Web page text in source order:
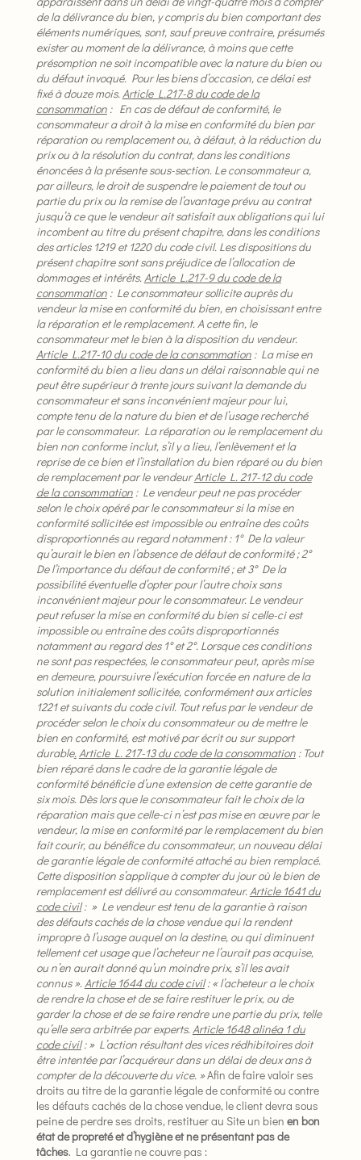
de la délivrance du bien, y compris du bien comportant des
éléments numériques, sont, sauf preuve contraire, présumés
exister au moment de la délivrance, à moins que cette
présomption ne soit incompatible avec la nature du bien ou
du défaut invoqué. Pour les biens d’occasion, ce délai est
fixé à douze mois.Article L.217-8 du code de la
consommation: En cas de défaut de conformité, le
consommateur a droit à la mise en conformité du bien par
réparation ou remplacement ou, à défaut, à la réduction du
prix ou à la résolution du contrat, dans les conditions
énoncées à la présente sous-section. Le consommateur a,
par ailleurs, le droit de suspendre le paiement de tout ou
partie du prix ou la remise de l’avantage prévu au contrat
jusqu’à ce que le vendeur ait satisfait aux obligations qui lui
incombent au titre du présent chapitre, dans les conditions
des articles 1219 et 1220 du code civil. Les dispositions du
présent chapitre sont sans préjudice de l’allocation de
dommages et intérêts.Article L.217-9 du code de la
consommation: Le consommateur sollicite auprès du
vendeur la mise en conformité du bien, en choisissant entre
la réparation et le remplacement. A cette fin, le
consommateur met le bien à la disposition du vendeur.
Article L.217-10 du code de la consommation: La mise en
conformité du bien a lieu dans un délai raisonnable qui ne
peut être supérieur à trente jours suivant la demande du
consommateur et sans inconvénient majeur pour lui,
compte tenu de la nature du bien et de l’usage recherché
par le consommateur. La réparation ou le remplacement du
bien non conforme inclut, s’il y a lieu, l’enlèvement et la
reprise de ce bien et l’installation du bien réparé ou du bien
de remplacement par le vendeurArticle L. 217-12 du code
de la consommation: Le vendeur peut ne pas procéder
selon le choix opéré par le consommateur si la mise en
conformité sollicitée est impossible ou entraîne des coûts
disproportionnés au regard notamment : 1° De la valeur
qu’aurait le bien en l’absence de défaut de conformité ;2°
De l’importance du défaut de conformité ; et 3° De la
possibilité éventuelle d’opter pour l’autre choix sans
inconvénient majeur pour le consommateur. Le vendeur
peut refuser la mise en conformité du bien si celle-ci est
impossible ou entraîne des coûts disproportionnés
notamment au regard des 1° et 2°. Lorsque ces conditions
ne sont pas respectées, le consommateur peut, après mise
en demeure, poursuivre l’exécution forcée en nature de la
solution initialement sollicitée, conformément aux articles
1221 et suivants du code civil. Tout refus par le vendeur de
procéder selon le choix du consommateur ou de mettre le
bien en conformité, est motivé par écrit ou sur support
durable.Article L. 217-13 du code de la consommation: Tout
bien réparé dans le cadre de la garantie légale de
conformité bénéficie d’une extension de cette garantie de
six mois. Dès lors que le consommateur fait le choix de la
réparation mais que celle-ci n’est pas mise en œuvre par le
vendeur, la mise en conformité par le remplacement du bien
fait courir, au bénéfice du consommateur, un nouveau délai
de garantie légale de conformité attaché au bien remplacé.
Cette disposition s’applique à compter du jour où le bien de
remplacement est délivré au consommateur.Article 1641 du
code civil: » Le vendeur est tenu de la garantie à raison
des défauts cachés de la chose vendue qui la rendent
impropre à l’usage auquel on la destine, ou qui diminuent
tellement cet usage que l’acheteur ne l’aurait pas acquise,
ou n’en aurait donné qu’un moindre prix, s’il les avait
connus ».Article 1644 du code civil: « l’acheteur a le choix
de rendre la chose et de se faire restituer le prix, ou de
garder la chose et de se faire rendre une partie du prix, telle
qu’elle sera arbitrée par experts.Article 1648 alinéa 1 du
code civil: » L’action résultant des vices rédhibitoires doit
être intentée par l’acquéreur dans un délai de deux ans à
compter de la découverte du vice. »Afin de faire valoir ses
droits au titre de la garantie légale de conformité ou contre
les défauts cachés de la chose vendue, le client devra sous
peine de perdre ses droits, restituer au Site un bien en bon
état de propreté et d’hygiène et ne présentant pas de
tâches. La garantie ne couvre pas :